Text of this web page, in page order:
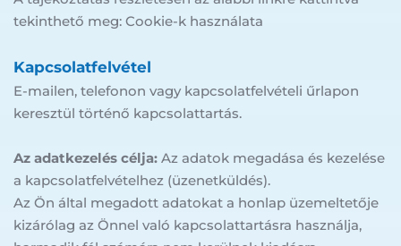
tekinthető meg: Cookie-k használata
Kapcsolatfelvétel
E-mailen, telefonon vagy kapcsolatfelvételi űrlapon
keresztül történő kapcsolattartás.
Az adatkezelés célja: Az adatok megadása és kezelése
a kapcsolatfelvételhez (üzenetküldés).
Az Ön által megadott adatokat a honlap üzemeltetője
kizárólag az Önnel való kapcsolattartásra használja,